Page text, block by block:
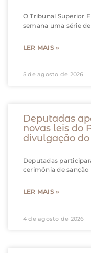
O Tribunal Superior
semana uma série
LER MAIS »
5 de agosto de 2026
Deputadas
novas leis do
divulgação do
Deputadas
cerimônia de sanção
LER MAIS »
4 de agosto de 2026